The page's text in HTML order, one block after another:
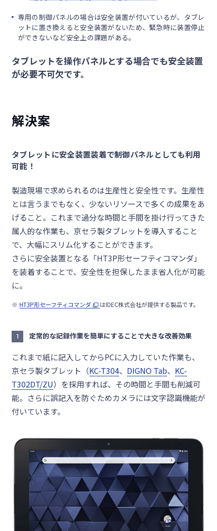
専用の制御パネルの場合は安全装置が付いているが、タブレ
ットに置き換えると安全装置がないため、緊急時に装置停止
ができないなど安全上の課題がある。
タブレットを操作パネルとする場合でも安全装置
が必要不可欠です。
解決案
タブレットに安全装置装着で制御パネルとしても利用
可能！
製造現場で求められるのは生産性と安全性です。生産性
とは言うまでもなく、少ないリソースで多くの成果をあ
げること。これまで過分な時間と手間を掛け行ってきた
属人的な作業も、京セラ製タブレットを導入すること
で、大幅にスリム化することができます。
さらに安全装置となる「HT3P形セーフティコマンダ」
を装着することで、安全性を担保したまま省人化が可能
に。
HT3P形セーフティコマンダ はIDEC株式会社が提供する製品です。
1 定常的な記録作業を簡単にすることで大きな改善効果
これまで紙に記入してからPCに入力していた作業も、
京セラ製タブレット（KC-T304、 DIGNO Tab、 KC-
T302DT/ZU）を採用すれば、その時間と手間も削減可
能。さらに誤記入を防ぐためカメラには文字認識機能が
付いています。